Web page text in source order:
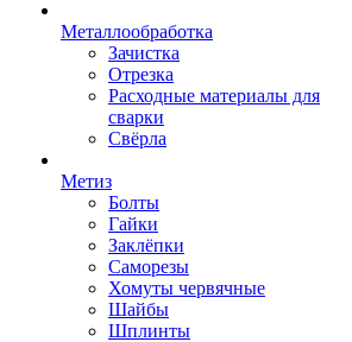
Металлообработка
Зачистка
Отрезка
Расходные материалы для
сварки
Свёрла
Метиз
Болты
Гайки
Заклёпки
Саморезы
Хомуты червячные
Шайбы
Шплинты